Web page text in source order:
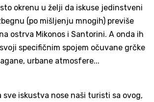
okrenu u želji da iskuse jedinstveni
(po mišljenju mnogih) previše
ostrva Mikonos i Santorini. A onda ih
specifičnim spojem očuvane grčke
urbane atmosfere...
sve iskustva nose naši turisti sa ovog,